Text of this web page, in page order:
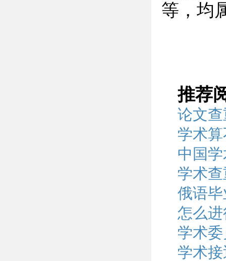
等，均
推荐
论文
学术
中国
学术
俄语
怎么
学术
学术